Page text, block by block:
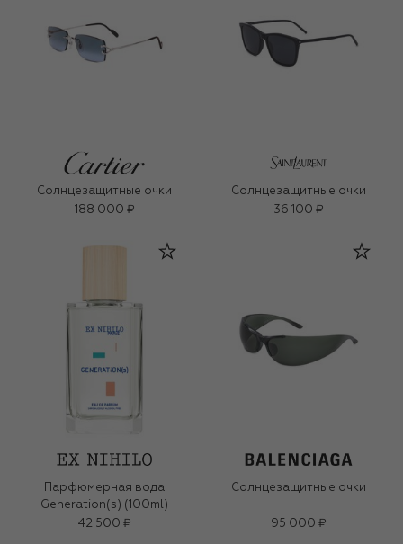
Солнцезащитные очки
188 000 ₽
Солнцезащитные очки
36 100 ₽
Парфюмерная вода
Generation(s) (100ml)
42 500 ₽
Солнцезащитные очки
95 000 ₽